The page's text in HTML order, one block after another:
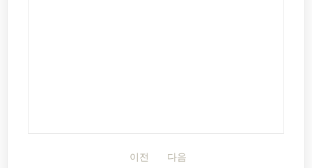
이전 다음